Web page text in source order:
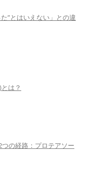
”とはいえない」との違
は？
の経路：プロテアソー